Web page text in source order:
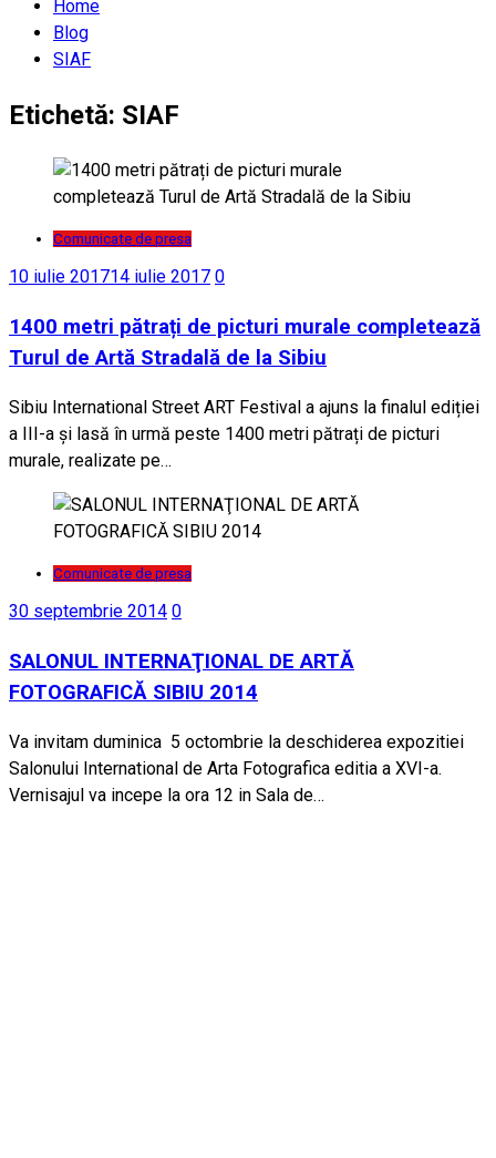
Home
Blog
SIAF
Etichetă: SIAF
Comunicate de presa
10 iulie 201714 iulie 2017 0
1400 metri pătrați de picturi murale completează
Turul de Artă Stradală de la Sibiu
Sibiu International Street ART Festival a ajuns la finalul ediției
a III-a și lasă în urmă peste 1400 metri pătrați de picturi
murale, realizate pe…
Comunicate de presa
30 septembrie 2014 0
SALONUL INTERNAŢIONAL DE ARTĂ
FOTOGRAFICĂ SIBIU 2014
Va invitam duminica 5 octombrie la deschiderea expozitiei
Salonului International de Arta Fotografica editia a XVI-a.
Vernisajul va incepe la ora 12 in Sala de…